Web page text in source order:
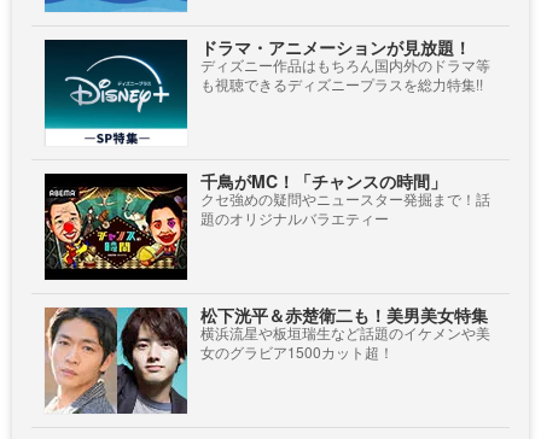
ドラマ・アニメーションが見放題！
ディズニー作品はもちろん国内外のドラマ等
も視聴できるディズニープラスを総力特集!!
千鳥がMC！「チャンスの時間」
クセ強めの疑問やニュースター発掘まで！話
題のオリジナルバラエティー
松下洸平＆赤楚衛二も！美男美女特集
横浜流星や板垣瑞生など話題のイケメンや美
女のグラビア1500カット超！